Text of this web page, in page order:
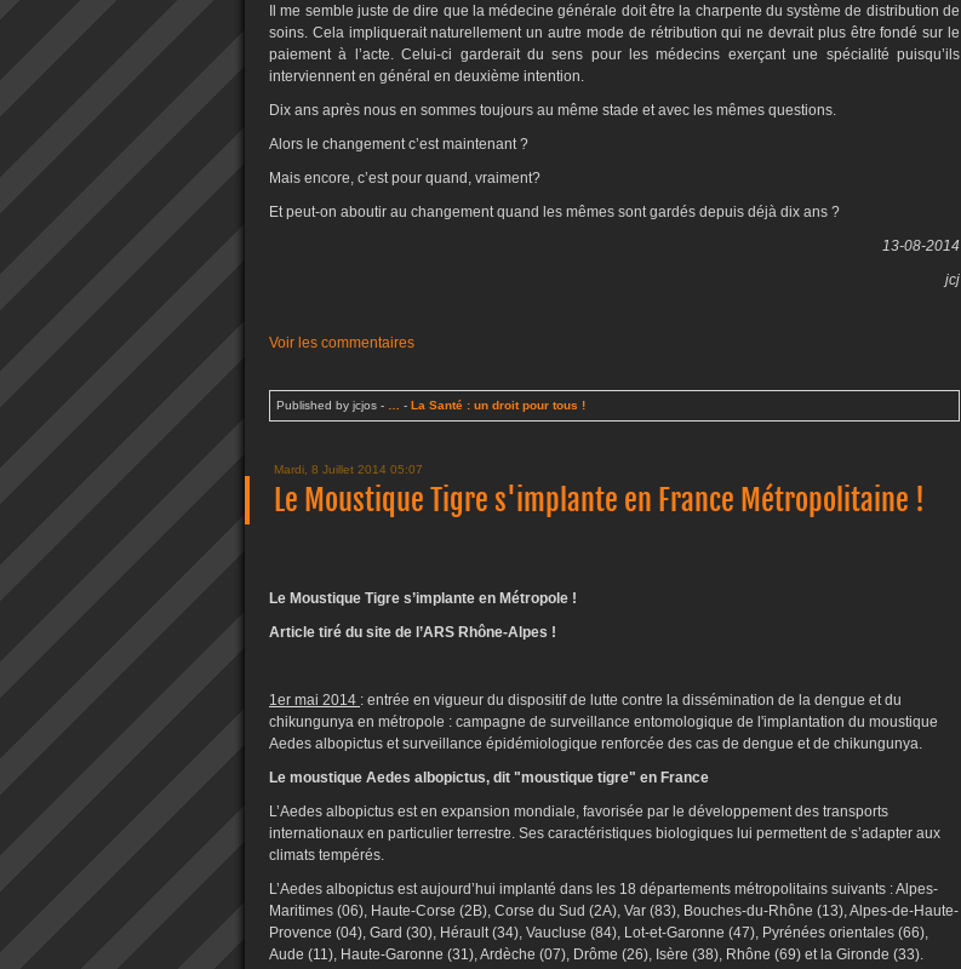
Il me semble juste de dire que la médecine générale doit être la charpente du système de distribution de
soins. Cela impliquerait naturellement un autre mode de rétribution qui ne devrait plus être fondé sur le
paiement à l’acte. Celui-ci garderait du sens pour les médecins exerçant une spécialité puisqu’ils
interviennent en général en deuxième intention.
Dix ans après nous en sommes toujours au même stade et avec les mêmes questions.
Alors le changement c’est maintenant ?
Mais encore, c’est pour quand, vraiment?
Et peut-on aboutir au changement quand les mêmes sont gardés depuis déjà dix ans ?
13-08-2014
jcj
Voir les commentaires
Published by jcjos - - La Santé : un droit pour tous !
Mardi, 8 Juillet 2014 05:07
Le Moustique Tigre s'implante en France Métropolitaine !
Le Moustique Tigre s’implante en Métropole !
Article tiré du site de l’ARS Rhône-Alpes !
1er mai 2014 : entrée en vigueur du dispositif de lutte contre la dissémination de la dengue et du
chikungunya en métropole : campagne de surveillance entomologique de l'implantation du moustique
Aedes albopictus et surveillance épidémiologique renforcée des cas de dengue et de chikungunya.
Le moustique Aedes albopictus, dit "moustique tigre" en France
L’Aedes albopictus est en expansion mondiale, favorisée par le développement des transports
internationaux en particulier terrestre. Ses caractéristiques biologiques lui permettent de s’adapter aux
climats tempérés.
L’Aedes albopictus est aujourd’hui implanté dans les 18 départements métropolitains suivants : Alpes-
Maritimes (06), Haute-Corse (2B), Corse du Sud (2A), Var (83), Bouches-du-Rhône (13), Alpes-de-Haute-
Provence (04), Gard (30), Hérault (34), Vaucluse (84), Lot-et-Garonne (47), Pyrénées orientales (66),
Aude (11), Haute-Garonne (31), Ardèche (07), Drôme (26), Isère (38), Rhône (69) et la Gironde (33).